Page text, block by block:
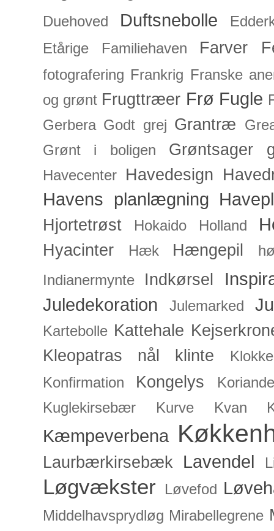
Duehoved Duftsnebolle
Etårige
Familiehaven Farver
fotografering Frankrig Franske
og grønt Frugttræer Frø Fugle
Gerbera Godt grej Grantræ
Grønt i boligen
Grøntsager
Havecenter Havedesign
Havens planlægning
Hjortetrøst Hokaido Holland
Hyacinter Hæk Hængepil
Indianermynte
Indkørsel
Juledekoration
Julemarked
Kartebolle Kattehale
Kleopatras nål
klinte
Konfirmation
Kongelys
Kuglekirsebær
Kurve Kvan
Kæmpeverbena
Laurbærkirsebæk Lavendel
Løgvækster Løvefod
Middelhavsprydløg Mirabellegrene